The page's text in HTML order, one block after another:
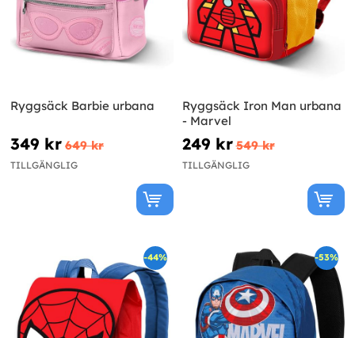
Ryggsäck Barbie urbana
349 kr 649 kr
TILLGÄNGLIG
Ryggsäck Iron Man urbana
- Marvel
249 kr 549 kr
TILLGÄNGLIG
-44% -53%